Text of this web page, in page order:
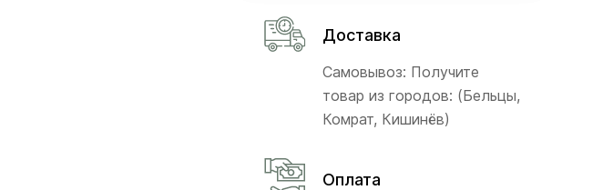
Доставка
Самовывоз: Получите
товар из городов: (Бельцы,
Комрат, Кишинёв)
Оплата